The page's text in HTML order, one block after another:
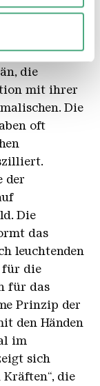
Partner für
mit
bereitgestellt
der Dienste
Schablonen-
Abreißen
die
mit ihrer
Die
oft
der
Die
das
leuchtenden
für die
für das
Prinzip der
den Händen
im
sich
die